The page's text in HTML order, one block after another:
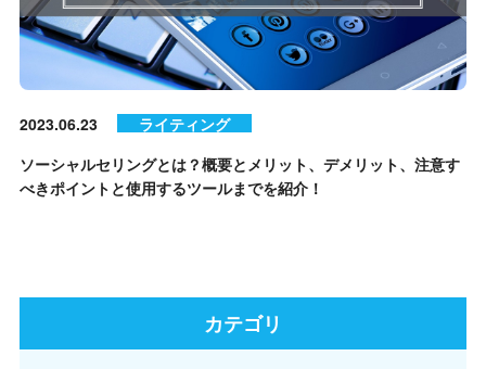
2023.06.23
ライティング
ソーシャルセリングとは？概要とメリット、デメリット、注意す
べきポイントと使用するツールまでを紹介！
カテゴリ